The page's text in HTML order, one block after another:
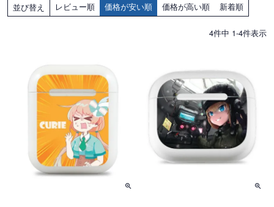
並び替え レビュー順 価格が安い順 価格が高い順 新着順
4件中 1-4件表示